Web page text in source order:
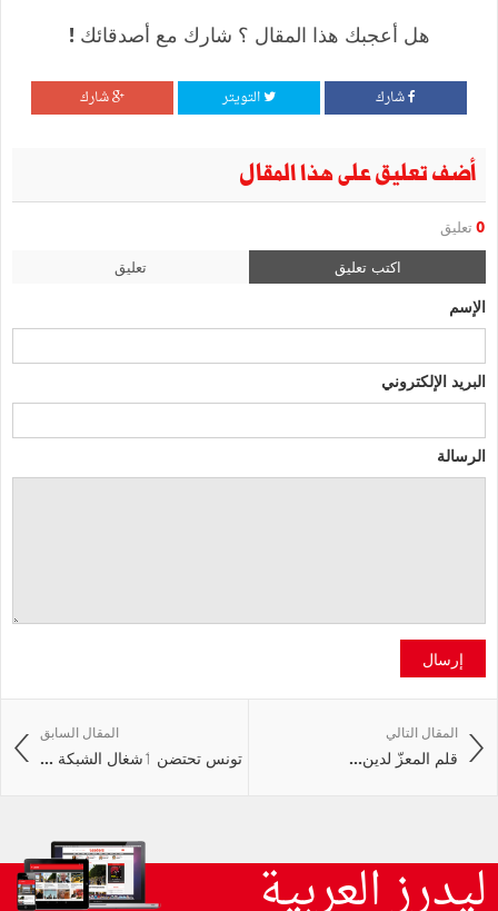
هل أعجبك هذا المقال ؟ شارك مع أصدقائك !
شارك التويتر شارك
أضف تعليق على هذا المقال
0 تعليق
اكتب تعليق تعليق
الإسم
البريد الإلكتروني
الرسالة
إرسال
المقال السابق
تونس تحتضن ٲشغال الشبكة ...
المقال التالي
قلم‭ ‬المعزّ‭ ‬لدين‭ ...
ليدرز العربية